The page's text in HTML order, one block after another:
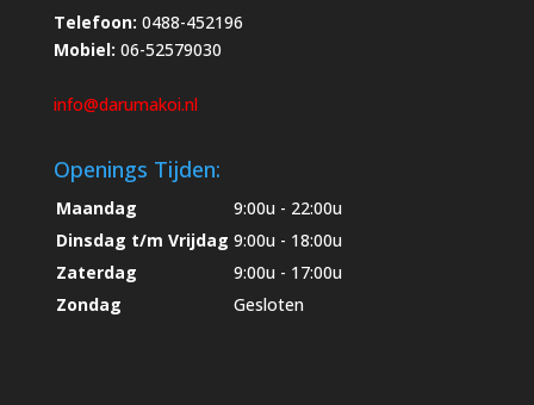
Telefoon: 0488-452196
Mobiel: 06-52579030
info@darumakoi.nl
Openings Tijden:
Maandag
9:00u - 22:00u
Dinsdag t/m Vrijdag 9:00u - 18:00u
Zaterdag
9:00u - 17:00u
Zondag
Gesloten